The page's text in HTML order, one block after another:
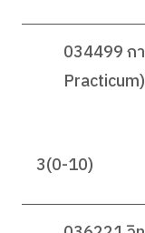
034499 ก
Practicum)
3(0-10)